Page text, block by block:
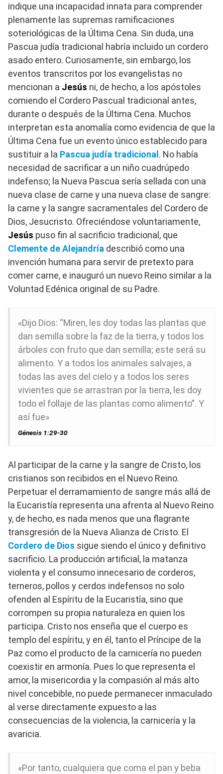
indique una incapacidad innata para comprender
plenamente las supremas ramificaciones
soteriológicas de la Última Cena. Sin duda, una
Pascua judía tradicional habría incluido un cordero
asado entero. Curiosamente, sin embargo, los
eventos transcritos por los evangelistas no
mencionan a Jesús ni, de hecho, a los apóstoles
comiendo el Cordero Pascual tradicional antes,
durante o después de la Última Cena. Muchos
interpretan esta anomalía como evidencia de que la
Última Cena fue un evento único establecido para
sustituir a la Pascua judía tradicional. No había
necesidad de sacrificar a un niño cuadrúpedo
indefenso; la Nueva Pascua sería sellada con una
nueva clase de carne y una nueva clase de sangre:
la carne y la sangre sacramentales del Cordero de
Dios, Jesucristo. Ofreciéndose voluntariamente,
Jesús puso fin al sacrificio tradicional, que
Clemente de Alejandría describió como una
invención humana para servir de pretexto para
comer carne, e inauguró un nuevo Reino similar a la
Voluntad Edénica original de su Padre.
«Dijo Dios: “Miren, les doy todas las plantas que
dan semilla sobre la faz de la tierra, y todos los
árboles con fruto que dan semilla; este será su
alimento. Y a todos los animales salvajes, a
todas las aves del cielo y a todos los seres
vivientes que se arrastran por la tierra, les doy
todo el follaje de las plantas como alimento”. Y
así fue»
Génesis 1:29-30
Al participar de la carne y la sangre de Cristo, los
cristianos son recibidos en el Nuevo Reino.
Perpetuar el derramamiento de sangre más allá de
la Eucaristía representa una afrenta al Nuevo Reino
y, de hecho, es nada menos que una flagrante
transgresión de la Nueva Alianza de Cristo. El
Cordero de Dios sigue siendo el único y definitivo
sacrificio. La producción artificial, la matanza
violenta y el consumo innecesario de corderos,
terneros, pollos y cerdos indefensos no solo
ofenden al Espíritu de la Eucaristía, sino que
corrompen su propia naturaleza en quien los
participa. Cristo nos enseña que el cuerpo es
templo del espíritu, y en él, tanto el Príncipe de la
Paz como el producto de la carnicería no pueden
coexistir en armonía. Pues lo que representa el
amor, la misericordia y la compasión al más alto
nivel concebible, no puede permanecer inmaculado
al verse directamente expuesto a las
consecuencias de la violencia, la carnicería y la
avaricia.
«Por tanto, cualquiera que coma el pan y beba